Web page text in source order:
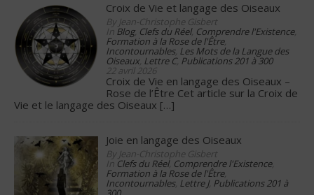
Croix de Vie et langage des Oiseaux
By Jean-Christophe Gisbert
In Blog, Clefs du Réel, Comprendre l'Existence,
Formation à la Rose de l'Être,
Incontournables, Les Mots de la Langue des
Oiseaux, Lettre C, Publications 201 à 300
22 avril 2026
Croix de Vie en langage des Oiseaux –
Rose de l’Être Cet article sur la Croix de
Vie et le langage des Oiseaux […]
Joie en langage des Oiseaux
By Jean-Christophe Gisbert
In Clefs du Réel, Comprendre l'Existence,
Formation à la Rose de l'Être,
Incontournables, Lettre J, Publications 201 à